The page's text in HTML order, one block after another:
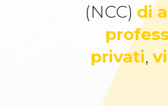
(NCC) di
privati,